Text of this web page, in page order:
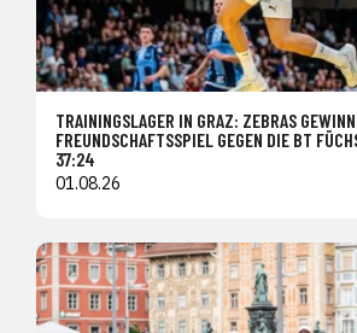
TRAININGSLAGER IN GRAZ: ZEBRAS
FREUNDSCHAFTSSPIEL GEGEN DIE BT
37:24
01.08.26